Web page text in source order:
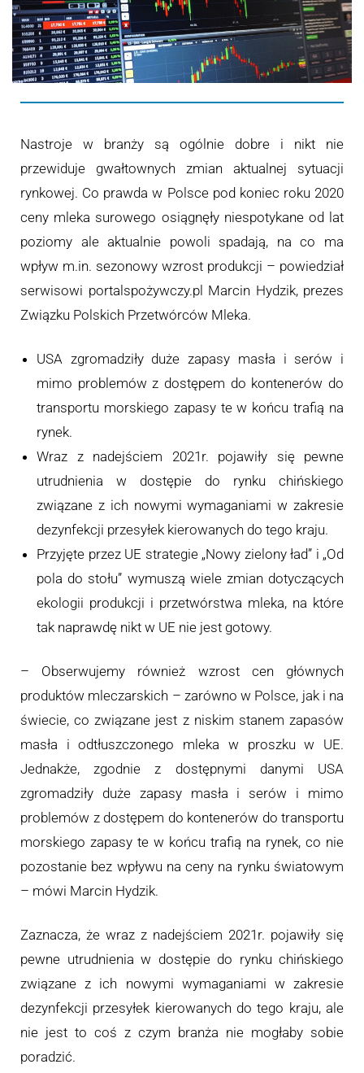
Nastroje w branży są ogólnie dobre i nikt nie
przewiduje gwałtownych zmian aktualnej sytuacji
rynkowej. Co prawda w Polsce pod koniec roku 2020
ceny mleka surowego osiągnęły niespotykane od lat
poziomy ale aktualnie powoli spadają, na co ma
wpływ m.in. sezonowy wzrost produkcji – powiedział
serwisowi portalspożywczy.pl Marcin Hydzik, prezes
Związku Polskich Przetwórców Mleka.
USA zgromadziły duże zapasy masła i serów i
mimo problemów z dostępem do kontenerów do
transportu morskiego zapasy te w końcu trafią na
rynek.
Wraz z nadejściem 2021r. pojawiły się pewne
utrudnienia w dostępie do rynku chińskiego
związane z ich nowymi wymaganiami w zakresie
dezynfekcji przesyłek kierowanych do tego kraju.
Przyjęte przez UE strategie „Nowy zielony ład” i „Od
pola do stołu” wymuszą wiele zmian dotyczących
ekologii produkcji i przetwórstwa mleka, na które
tak naprawdę nikt w UE nie jest gotowy.
– Obserwujemy również wzrost cen głównych
produktów mleczarskich – zarówno w Polsce, jak i na
świecie, co związane jest z niskim stanem zapasów
masła i odtłuszczonego mleka w proszku w UE.
Jednakże, zgodnie z dostępnymi danymi USA
zgromadziły duże zapasy masła i serów i mimo
problemów z dostępem do kontenerów do transportu
morskiego zapasy te w końcu trafią na rynek, co nie
pozostanie bez wpływu na ceny na rynku światowym
– mówi Marcin Hydzik.
Zaznacza, że wraz z nadejściem 2021r. pojawiły się
pewne utrudnienia w dostępie do rynku chińskiego
związane z ich nowymi wymaganiami w zakresie
dezynfekcji przesyłek kierowanych do tego kraju, ale
nie jest to coś z czym branża nie mogłaby sobie
poradzić.